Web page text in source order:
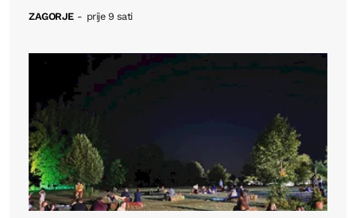
ZAGORJE - prije 9 sati